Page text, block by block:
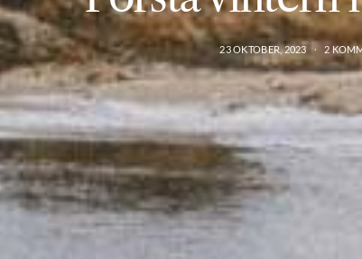
23 OKTOBER, 2023 2